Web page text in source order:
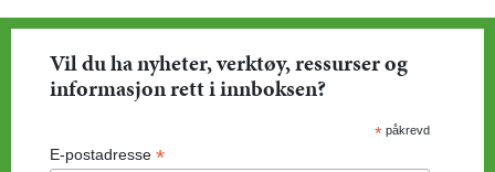
Vil du ha nyheter, verktøy, ressurser og
informasjon rett i innboksen?
*påkrevd
E-postadresse *